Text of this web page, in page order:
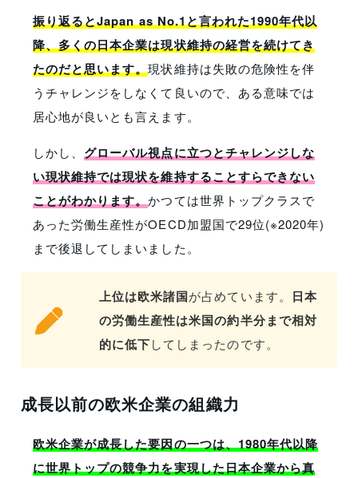
振り返るとJapan as No.1と言われた1990年代以
降、多くの日本企業は現状維持の経営を続けてき
たのだと思います。現状維持は失敗の危険性を伴
うチャレンジをしなくて良いので、ある意味では
居心地が良いとも言えます。
しかし、グローバル視点に立つとチャレンジしな
い現状維持では現状を維持することすらできない
ことがわかります。かつては世界トップクラスで
あった労働生産性がOECD加盟国で29位(※2020年)
まで後退してしまいました。
上位は欧米諸国が占めています。
日本
の労働生産性は米国の約半分まで相対
的に低下してしまったのです。
成長以前の欧米企業の組織力
欧米企業が成長した要因の一つは、1980年代以降
に世界トップの競争力を実現した日本企業から真